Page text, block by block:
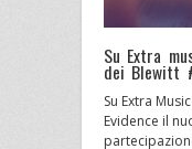
Su Extra
dei Blewitt
Su Extra
Evidence il